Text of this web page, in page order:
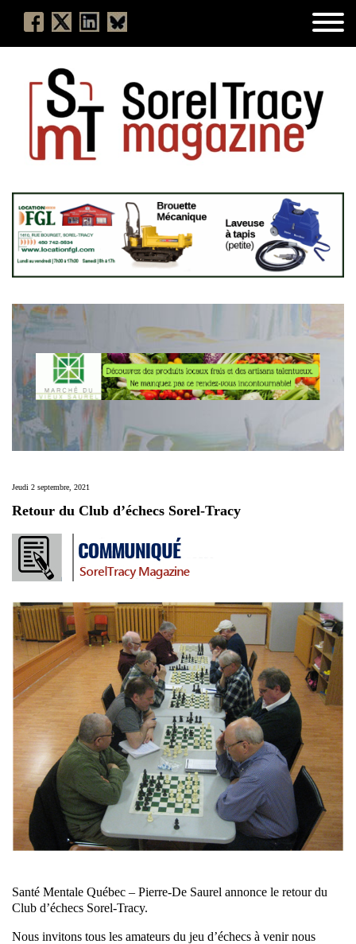
Jeudi 2 septembre, 2021
Retour du Club d’échecs Sorel-Tracy
Santé Mentale Québec – Pierre-De Saurel annonce le retour du
Club d’échecs Sorel-Tracy.
Nous invitons tous les amateurs du jeu d’échecs à venir nous